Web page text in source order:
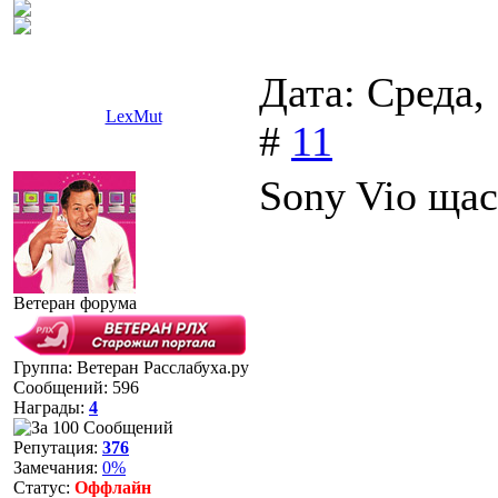
LexMut
Дата:
# 11
Ветеран форума
Группа: Ветеран Расслабуха.ру
Сообщений: 596
Награды: 4
Репутация: 376
Замечания: 0%
Статус: Оффлайн
Sony Vio